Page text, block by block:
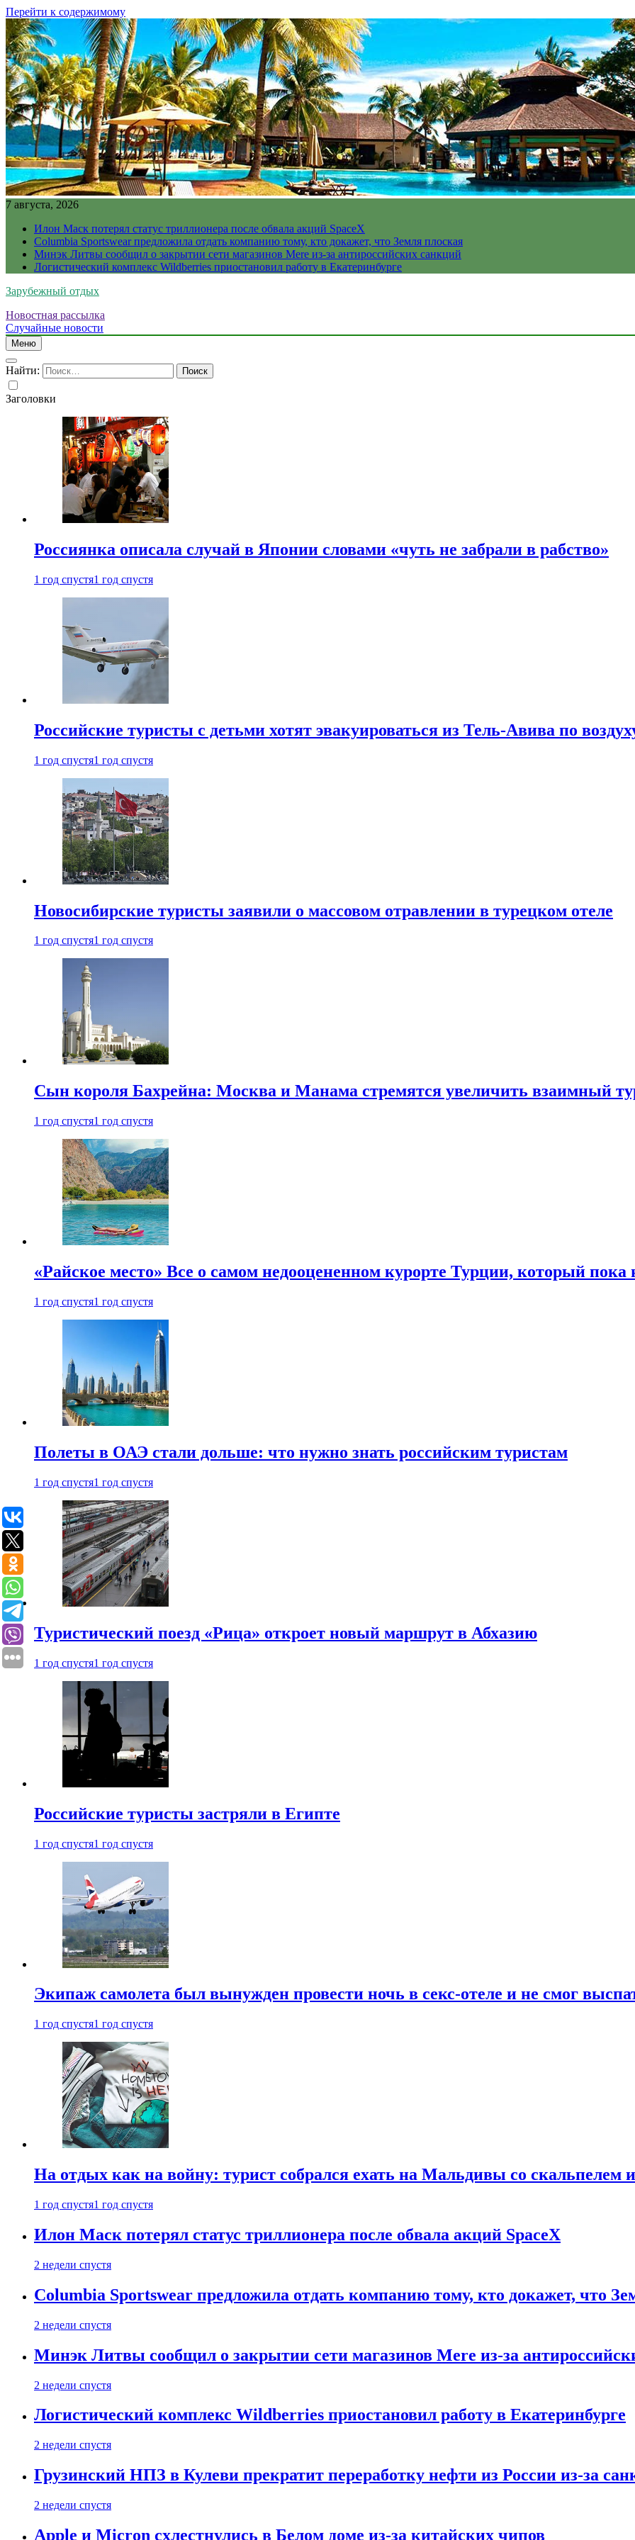
Перейти к содержимому
7 августа, 2026
Илон Маск потерял статус триллионера после обвала акций SpaceX
Columbia Sportswear предложила отдать компанию тому, кто докажет, что Земля плоская
Минэк Литвы сообщил о закрытии сети магазинов Mere из-за антироссийских санкций
Логистический комплекс Wildberries приостановил работу в Екатеринбурге
Зарубежный отдых
Новостная рассылка
Случайные новости
Меню
Найти:
Заголовки
Россиянка описала случай в Японии словами «чуть не забрали в рабство»
1 год спустя1 год спустя
Российские туристы с детьми хотят эвакуироваться из Тель-Авива по
1 год спустя1 год спустя
Новосибирские туристы заявили о массовом отравлении в турецком отеле
1 год спустя1 год спустя
Сын короля Бахрейна: Москва и Манама стремятся увеличить взаимный
1 год спустя1 год спустя
«Райское место» Все о самом недооцененном курорте Турции, который пока
1 год спустя1 год спустя
Полеты в ОАЭ стали дольше: что нужно знать российским туристам
1 год спустя1 год спустя
Туристический поезд «Рица» откроет новый маршрут в Абхазию
1 год спустя1 год спустя
Российские туристы застряли в Египте
1 год спустя1 год спустя
Экипаж самолета был вынужден провести ночь в секс-отеле и не смог
1 год спустя1 год спустя
На отдых как на войну: турист собрался ехать на Мальдивы со скальпелем
1 год спустя1 год спустя
Илон Маск потерял статус триллионера после обвала акций SpaceX
2 недели спустя
Columbia Sportswear предложила отдать компанию тому, кто докажет, что
2 недели спустя
Минэк Литвы сообщил о закрытии сети магазинов Mere из-за
2 недели спустя
Логистический комплекс Wildberries приостановил работу в Екатеринбурге
2 недели спустя
Грузинский НПЗ в Кулеви прекратит переработку нефти из России из-за
2 недели спустя
Apple и Micron схлестнулись в Белом доме из-за китайских чипов